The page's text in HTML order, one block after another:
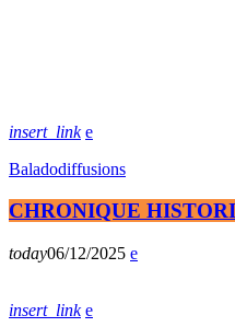
insert_link
Baladodiffusions
CHRONIQUE
today06/12/2025
insert_link